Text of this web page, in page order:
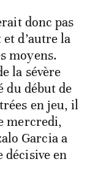
donc pas
d’autre la
moyens.
la sévère
du début de
en jeu, il
mercredi,
Garcia a
décisive en